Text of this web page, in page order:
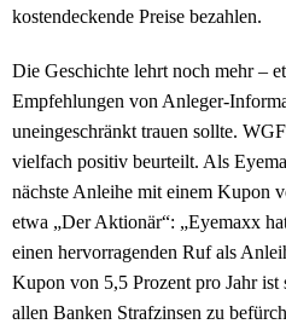
kostendeckende Preise bezahlen.
Die Geschichte lehrt noch mehr –
Empfehlungen von Anleger-
uneingeschränkt trauen sollte.
vielfach positiv beurteilt. Als
nächste Anleihe mit einem Kupon
etwa „Der Aktionär“: „Eyemaxx
einen hervorragenden Ruf als
Kupon von 5,5 Prozent pro Jahr ist
allen Banken Strafzinsen zu